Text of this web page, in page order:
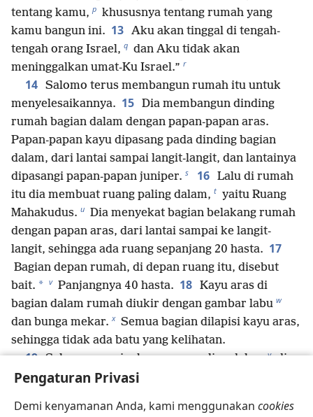
Pengaturan Privasi
Demi kenyamanan Anda, kami menggunakan cookies
tentang kamu, p khususnya tentang rumah yang
kamu bangun ini. 13 Aku akan tinggal di tengah-
tengah orang Israel, q dan Aku tidak akan
meninggalkan umat-Ku Israel.” r
14 Salomo terus membangun rumah itu untuk
menyelesaikannya. 15 Dia membangun dinding
rumah bagian dalam dengan papan-papan aras.
Papan-papan kayu dipasang pada dinding bagian
dalam, dari lantai sampai langit-langit, dan lantainya
dipasangi papan-papan juniper. s 16 Lalu di rumah
itu dia membuat ruang paling dalam, t yaitu Ruang
Mahakudus. u Dia menyekat bagian belakang rumah
dengan papan aras, dari lantai sampai ke langit-
langit, sehingga ada ruang sepanjang 20 hasta. 17
Bagian depan rumah, di depan ruang itu, disebut
bait. * v Panjangnya 40 hasta. 18 Kayu aras di
bagian dalam rumah diukir dengan gambar labu w
dan bunga mekar. x Semua bagian dilapisi kayu aras,
sehingga tidak ada batu yang kelihatan.
19 Salomo menyiapkan ruang paling dalam y di
rumah itu untuk menaruh tabut perjanjian Yehuwa.
lebarnya 20 hasta, dan tingginya 20 hasta, a dan